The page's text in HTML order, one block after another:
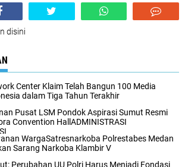
disini
Center Klaim Telah Bangun 100 Media
dalam Tiga Tahun Terakhir
Pusat LSM Pondok Aspirasi Sumut Resmi
Convention HallADMINISTRASI
WargaSatresnarkoba Polrestabes Medan
Sarang Narkoba Klambir V
Perubahan UU Polri Harus Menjadi Fondasi